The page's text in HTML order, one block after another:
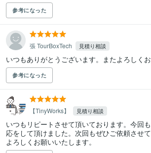
参考になった
張 TourBoxTech 見積り相談
いつもありがとうございます。またよろしくお
参考になった
【TinyWorks】 見積り相談
いつもリピートさせて頂いております。今回
応をして頂けました。次回もぜひご依頼させて
よろしくお願いいたします。